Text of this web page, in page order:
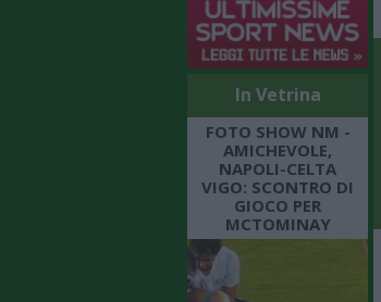
In Vetrina
FOTO SHOW NM -
AMICHEVOLE,
NAPOLI-CELTA
VIGO: SCONTRO DI
GIOCO PER
MCTOMINAY